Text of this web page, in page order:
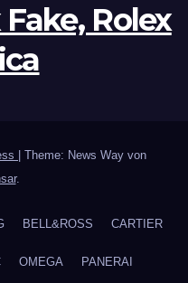
Rolex
Theme: News Way von
.
BELL&ROSS CARTIER
OMEGA PANERAI